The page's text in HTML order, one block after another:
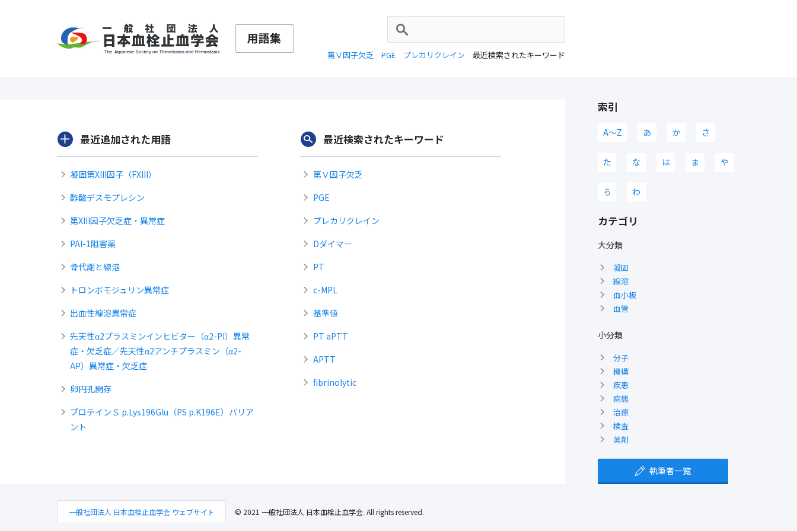
最近検索されたキーワード
第Ⅴ因子欠乏 PGE プレカリクレイン
最近追加された用語
凝固第XIII因子（FXIII）
酢酸デスモプレシン
第XIII因子欠乏症・異常症
PAI-1阻害薬
骨代謝と線溶
トロンボモジュリン異常症
出血性線溶異常症
先天性α2プラスミンインヒビター（α2-PI）異常
症・欠乏症／先天性α2アンチプラスミン（α2-
AP）異常症・欠乏症
卵円孔開存
プロテインＳ p.Lys196Glu（PS p.K196E）バリア
ント
最近検索されたキーワード
第Ⅴ因子欠乏
PGE
プレカリクレイン
Dダイマー
PT
c-MPL
基準値
PT aPTT
APTT
fibrinolytic
索引
A〜Z あ か さ
た な は ま や
ら わ
カテゴリ
大分類
凝固
線溶
血小板
血管
小分類
分子
機構
疾患
病態
治療
検査
薬剤
執筆者一覧
一般社団法人 日本血栓止血学会 ウェブサイト © 2021 一般社団法人 日本血栓止血学会. All rights reserved.